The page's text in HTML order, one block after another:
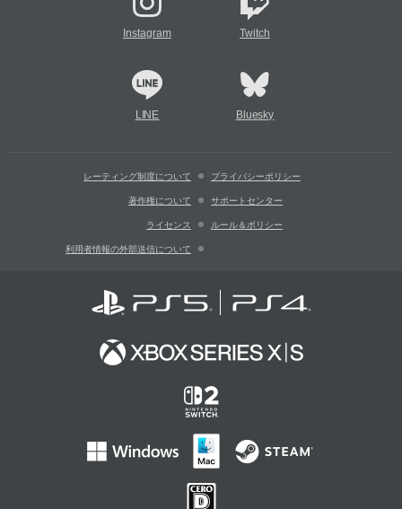
Instagram Twitch
LINE Bluesky
レーティング制度について プライバシーポリシー
著作権について サポートセンター
ライセンス ルール＆ポリシー
利用者情報の外部送信について